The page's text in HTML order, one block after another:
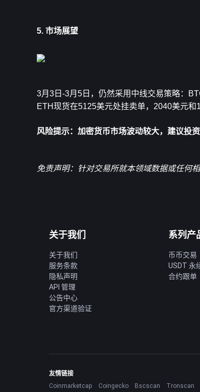
5. 市场展望
3月3日-3月5日，仍然采用中线交易策略：
ETH现货在5125美元处挂卖单，2040美元和
风险提示：加密货币市场波动较大，建议投
免责声明：针对交易所就本领域数据或任何
关于我们
关于我们
服务条款
隐私声明
API 管理
公告中心
官方渠道验证
系列产
币币交易
USDT 永
合约跟单
友情链接
Coinmarketcap
Coingecko Bscscan Tronscan